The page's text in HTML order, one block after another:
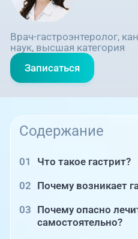
Врач-гастроэнтеролог,
наук, высшая категория
Записаться
Содержание
Что такое гастрит?
Почему возникает
Почему опасно
самостоятельно?